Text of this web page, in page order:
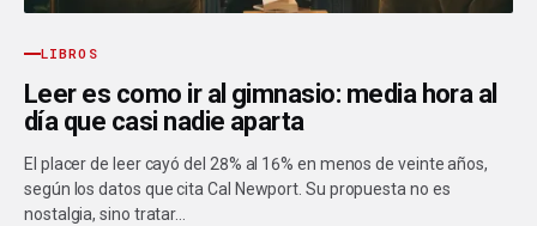
LIBROS
Leer es como ir al gimnasio: media hora al
día que casi nadie aparta
El placer de leer cayó del 28% al 16% en menos de veinte años,
según los datos que cita Cal Newport. Su propuesta no es
nostalgia, sino tratar…